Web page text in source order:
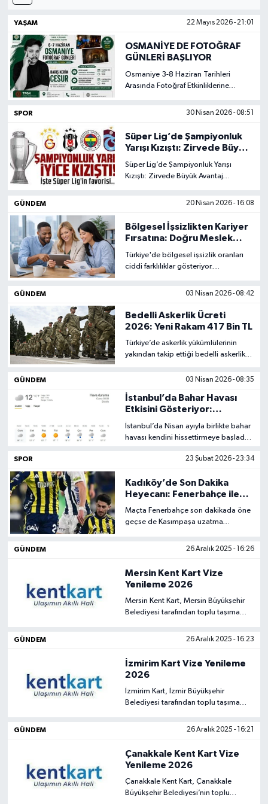
YAŞAM 22 Mayıs 2026 - 21:01
OSMANİYE DE FOTOĞRAF
GÜNLERİ BAŞLIYOR
Osmaniye 3-8 Haziran Tarihleri
Arasında Fotoğraf Etkinliklerine
SPOR 30 Nisan 2026 - 08:51
Süper Lig’de Şampiyonluk
Yarışı Kızıştı: Zirvede Büyük
Süper Lig’de Şampiyonluk Yarışı
Kızıştı: Zirvede Büyük Avantaj
GÜNDEM 20 Nisan 2026 - 16:08
Bölgesel İşsizlikten Kariyer
Fırsatına: Doğru Meslek
Türkiye'de bölgesel işsizlik oranları
ciddi farklılıklar gösteriyor.
rakamlar ülke ortalamasının belirgin
Marmara ve Ege'de görece daha
düşük kalıyor.
GÜNDEM 03 Nisan 2026 - 08:42
Bedelli Askerlik Ücreti
2026: Yeni Rakam 417 Bin TL
Türkiye’de askerlik yükümlülerinin
yakından takip ettiği bedelli askerlik
gelişmeler yaşanıyor.
GÜNDEM 03 Nisan 2026 - 08:35
İstanbul’da Bahar Havası
Etkisini Gösteriyor:
Sıcaklıklar Yükseliyor, Yağış
Geçişleri Devam Ediyor
İstanbul’da Nisan ayıyla birlikte bahar
havası kendini hissettirmeye başladı.
genelinde sıcaklıklar...
SPOR 23 Şubat 2026 - 23:34
Kadıköy’de Son Dakika
Heyecanı: Fenerbahçe ile
Kasımpaşa 1-1 Berabere
Kaldı
Maçta Fenerbahçe son dakikada öne
geçse de Kasımpaşa uzatma
GÜNDEM 26 Aralık 2025 - 16:26
Mersin Kent Kart Vize
Yenileme 2026
Mersin Kent Kart, Mersin Büyükşehir
Belediyesi tarafından toplu taşıma
GÜNDEM 26 Aralık 2025 - 16:23
İzmirim Kart Vize Yenileme
2026
İzmirim Kart, İzmir Büyükşehir
Belediyesi tarafından toplu taşıma
GÜNDEM 26 Aralık 2025 - 16:21
Çanakkale Kent Kart Vize
Yenileme 2026
Çanakkale Kent Kart, Çanakkale
Büyükşehir Belediyesi’nin toplu
Kadın
Magazin
Yaşam